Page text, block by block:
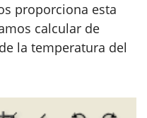
proporciona esta
calcular de
la temperatura del